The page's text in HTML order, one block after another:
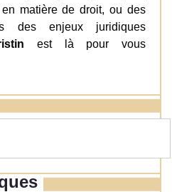
matière de droit, ou des
des enjeux juridiques
est là pour vous